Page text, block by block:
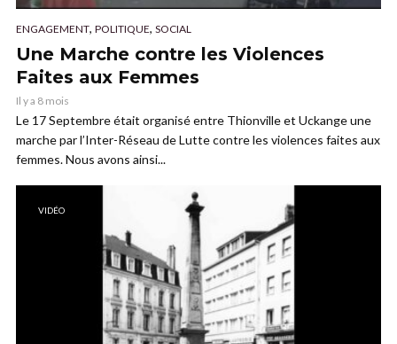
ENGAGEMENT, POLITIQUE, SOCIAL
Une Marche contre les Violences
Faites aux Femmes
Il y a 8 mois
Le 17 Septembre était organisé entre Thionville et Uckange une
marche par l’Inter-Réseau de Lutte contre les violences faites aux
femmes. Nous avons ainsi...
VIDÉO